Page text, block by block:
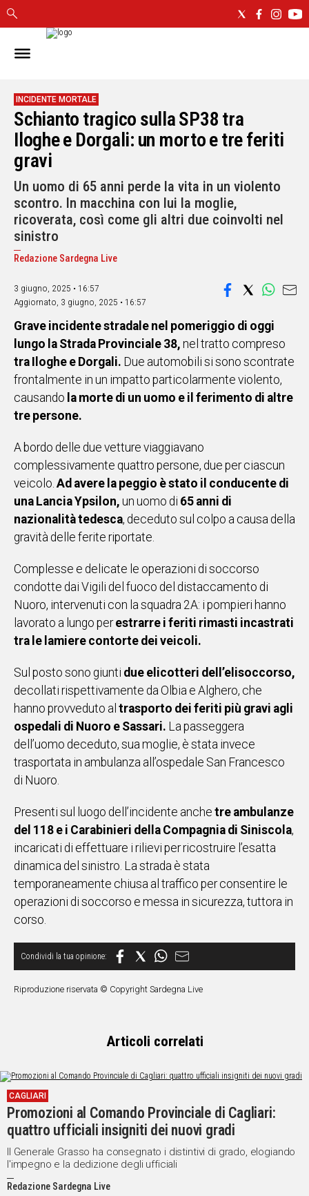
IN
CAGLIARI
SASSARI
NUORO
ORISTANO
SULCIS
GALLURA
OGLIASTRA
MEDIO
CAMPIDANO
NOTIZIE
POLITICA
IN
ITALIA
NEL
MONDO
SPORT
EVENTI
VIDEO
Vai
AL CANALE
WHATSAPP
Social
INCIDENTE MORTALE
Schianto tragico sulla SP38 tra
Iloghe e Dorgali: un morto e tre feriti
gravi
Un uomo di 65 anni perde la vita in un violento
scontro. In macchina con lui la moglie,
ricoverata, così come gli altri due coinvolti nel
sinistro
Redazione Sardegna Live
3 giugno, 2025 • 16:57
Aggiornato, 3 giugno, 2025 • 16:57
Grave incidente stradale nel pomeriggio di oggi
lungo la Strada Provinciale 38, nel tratto compreso
tra Iloghe e Dorgali. Due automobili si sono scontrate
frontalmente in un impatto particolarmente violento,
causando la morte di un uomo e il ferimento di altre
tre persone.
A bordo delle due vetture viaggiavano
complessivamente quattro persone, due per ciascun
veicolo. Ad avere la peggio è stato il conducente di
una Lancia Ypsilon, un uomo di 65 anni di
nazionalità tedesca, deceduto sul colpo a causa della
gravità delle ferite riportate.
Complesse e delicate le operazioni di soccorso
condotte dai Vigili del fuoco del distaccamento di
Nuoro, intervenuti con la squadra 2A: i pompieri hanno
lavorato a lungo perestrarre i feriti rimasti incastrati
tra le lamiere contorte dei veicoli.
Sul posto sono giunti due elicotteri dell’elisoccorso,
decollati rispettivamente da Olbia e Alghero, che
hanno provveduto al trasporto dei feriti più gravi agli
ospedali di Nuoro e Sassari. La passeggera
dell’uomo deceduto, sua moglie, è stata invece
trasportata in ambulanza all’ospedale San Francesco
di Nuoro.
Presenti sul luogo dell’incidente anche tre ambulanze
del 118 e i Carabinieri della Compagnia di Siniscola,
incaricati di effettuare i rilievi per ricostruire l’esatta
dinamica del sinistro. La strada è stata
temporaneamente chiusa al traffico per consentire le
operazioni di soccorso e messa in sicurezza, tuttora in
corso.
Riproduzione riservata © Copyright Sardegna Live
Articoli correlati
CAGLIARI
Promozioni al Comando Provinciale di Cagliari:
quattro ufficiali insigniti dei nuovi gradi
Il Generale Grasso ha consegnato i distintivi di grado, elogiando
l'impegno e la dedizione degli ufficiali
Redazione Sardegna Live